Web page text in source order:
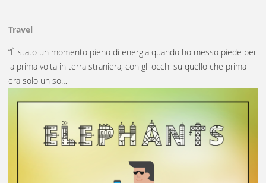
Travel
“È stato un momento pieno di energia quando ho messo piede per
la prima volta in terra straniera, con gli occhi su quello che prima
era solo un so…